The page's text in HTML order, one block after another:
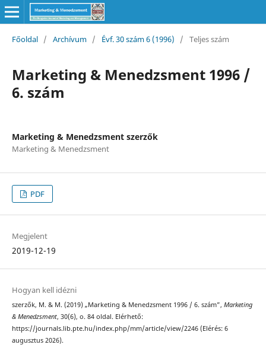
Főoldal / Archívum / Évf. 30 szám 6 (1996) / Teljes szám
Marketing & Menedzsment 1996 /
6. szám
Marketing & Menedzsment szerzők
Marketing & Menedzsment
PDF
Megjelent
2019-12-19
Hogyan kell idézni
szerzők, M. & M. (2019) „Marketing & Menedzsment 1996 / 6. szám”, Marketing
& Menedzsment, 30(6), o. 84 oldal. Elérhető:
https://journals.lib.pte.hu/index.php/mm/article/view/2246 (Elérés: 6
augusztus 2026).